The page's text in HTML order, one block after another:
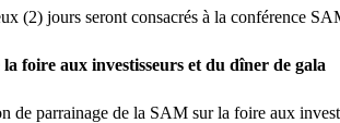
(2) jours seront consacrés à la conférence
la foire aux investisseurs et du dîner de gala
de parrainage de la SAM sur la foire aux